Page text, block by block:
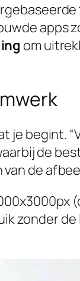
apps
om
je begint.
de
de
zonder